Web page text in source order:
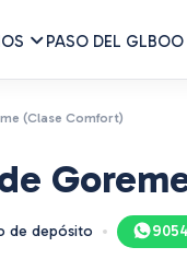
PASO DEL GLBOO
(Clase Comfort)
de depósito